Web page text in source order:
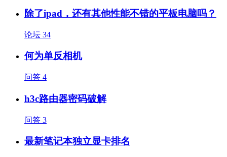
除了ipad，还有其他性能不错的平板电脑吗？
论坛 34
何为单反相机
问答 4
h3c路由器密码破解
问答 3
最新笔记本独立显卡排名